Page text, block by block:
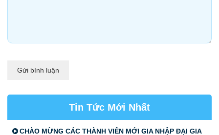
Gửi bình luận
Tin Tức Mới Nhất
CHÀO MỪNG CÁC THÀNH VIÊN MỚI GIA NHẬP ĐẠI GIA